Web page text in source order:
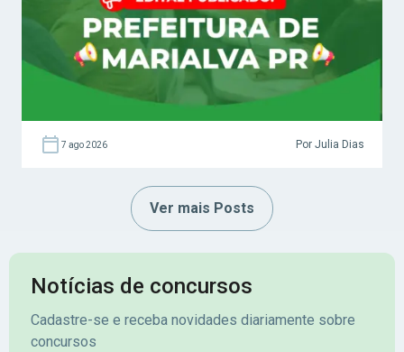
7 ago 2026 Por Julia Dias
Ver mais Posts
Notícias de concursos
Cadastre-se e receba novidades diariamente sobre
concursos